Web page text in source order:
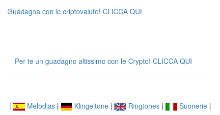
Guadagna con le criptovalute! CLICCA QUI
Per te un guadagno altissimo con le Crypto! CLICCA QUI
| Melodias| Klingeltone| Ringtones| Suonerie|